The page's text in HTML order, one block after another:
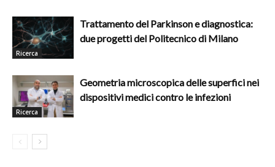
Ricerca
Trattamento del Parkinson e diagnostica:
due progetti del Politecnico di Milano
Ricerca
Geometria microscopica delle superfici nei
dispositivi medici contro le infezioni